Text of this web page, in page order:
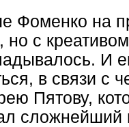
Фоменко на
но с
И
в связи с
Пятову,
сложнейший